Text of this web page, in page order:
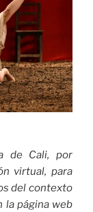
de Cali, por
virtual, para
del contexto
la página web